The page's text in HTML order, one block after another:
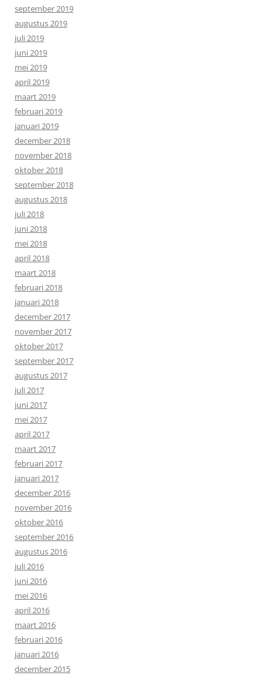
september 2019
augustus 2019
juli 2019
juni 2019
mei 2019
april 2019
maart 2019
februari 2019
januari 2019
december 2018
november 2018
oktober 2018
september 2018
augustus 2018
juli 2018
juni 2018
mei 2018
april 2018
maart 2018
februari 2018
januari 2018
december 2017
november 2017
oktober 2017
september 2017
augustus 2017
juli 2017
juni 2017
mei 2017
april 2017
maart 2017
februari 2017
januari 2017
december 2016
november 2016
oktober 2016
september 2016
augustus 2016
juli 2016
juni 2016
mei 2016
april 2016
maart 2016
februari 2016
januari 2016
december 2015